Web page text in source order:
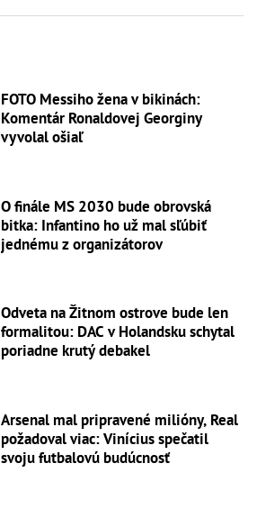
FOTO Messiho žena v bikinách:
Komentár Ronaldovej Georginy
vyvolal ošiaľ
O finále MS 2030 bude obrovská
bitka: Infantino ho už mal sľúbiť
jednému z organizátorov
Odveta na Žitnom ostrove bude len
formalitou: DAC v Holandsku schytal
poriadne krutý debakel
Arsenal mal pripravené milióny, Real
požadoval viac: Vinícius spečatil
svoju futbalovú budúcnosť